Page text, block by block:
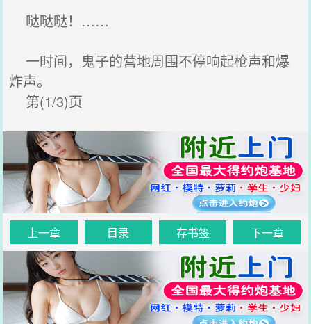
哒哒哒！……
一时间，鬼子的营地周围不停响起枪声和爆
炸声。
第(1/3)页
上一章 目录 存书签 下一章